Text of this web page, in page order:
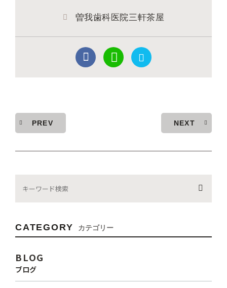
曽我歯科医院三軒茶屋
PREV NEXT
CATEGORY カテゴリー
BLOG
ブログ